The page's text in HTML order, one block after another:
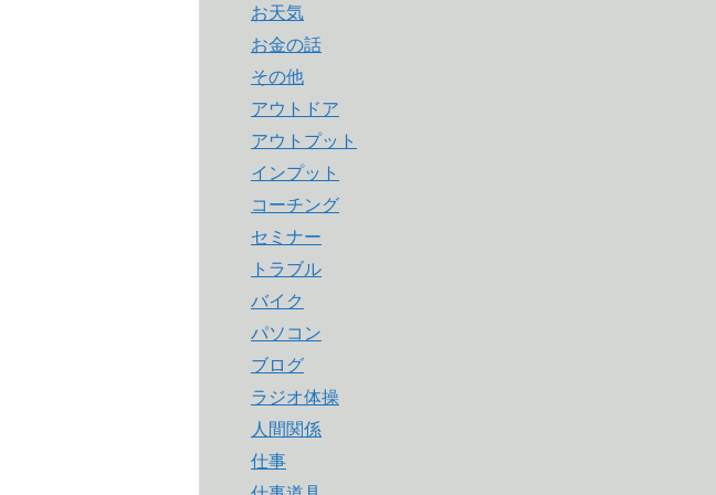
お天気
お金の話
その他
アウトドア
アウトプット
インプット
コーチング
セミナー
トラブル
バイク
パソコン
ブログ
ラジオ体操
人間関係
仕事